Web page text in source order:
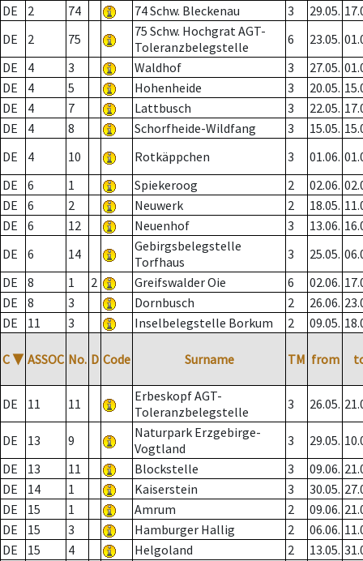
DE
2 74 74 Schw. Bleckenau 3 29.05.
DE
2 75
75 Schw. Hochgrat AGT-
Toleranzbelegstelle
6 23.05.
DE
4 3 Waldhof 3 27.05.
DE
4 5 Hohenheide 3 20.05.
DE
4 7 Lattbusch 3 22.05.
DE
4 8 Schorfheide-Wildfang 3 15.05.
DE
4 10 Rotkäppchen 3 01.06.
DE
6 1 Spiekeroog 2 02.06.
DE
6 2 Neuwerk 2 18.05.
DE
6 12 Neuenhof 3 13.06.
DE
6 14
Gebirgsbelegstelle
Torfhaus
3 25.05.
DE
8 1 2 Greifswalder Oie 6 02.06.
DE
8 3 Dornbusch 2 26.06.
DE
11 3 Inselbelegstelle Borkum 2 09.05.
C ▼ ASSOC No. D Code Surname TM from
DE 11 11
Erbeskopf AGT-
Toleranzbelegstelle
3 26.05.
DE 13 9
Naturpark Erzgebirge-
Vogtland
3 29.05.
DE
13 11 Blockstelle 3 09.06.
DE
14 1 Kaiserstein 3 30.05.
DE
15 1 Amrum 2 09.06.
DE
15 3 Hamburger Hallig 2 06.06.
DE
15 4 Helgoland 2 13.05.